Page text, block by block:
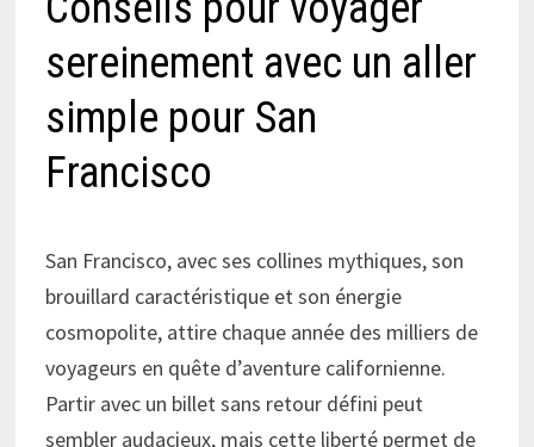
sereinement avec un aller
simple pour San
Francisco
San Francisco, avec ses collines mythiques, son
brouillard caractéristique et son énergie
cosmopolite, attire chaque année des milliers de
voyageurs en quête d’aventure californienne.
Partir avec un billet sans retour défini peut
sembler audacieux, mais cette liberté permet de